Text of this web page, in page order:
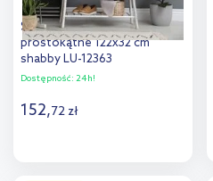
Styler Floryda lustro
prostokątne 122x32 cm
shabby LU-12363
Dostępność: 24h!
152,72 zł